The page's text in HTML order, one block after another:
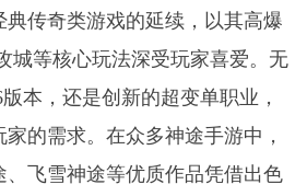
典传奇类游戏的延续，以其高爆
城等核心玩法深受玩家喜爱。无
本，还是创新的超变单职业，
的需求。在众多神途手游中，
、飞雪神途等优质作品凭借出色